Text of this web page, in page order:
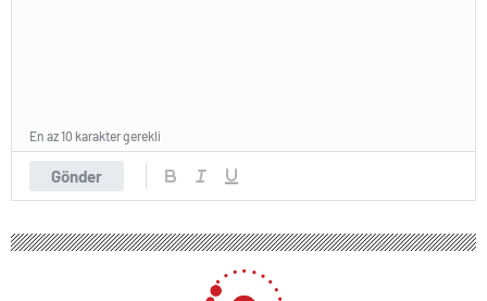
Gönder
En az 10 karakter gerekli